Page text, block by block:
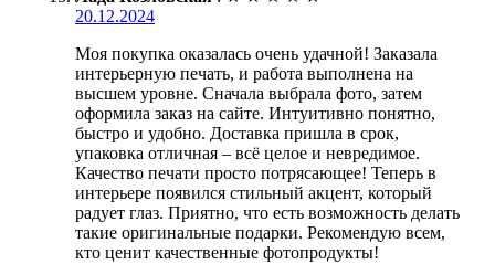
20.12.2024
Моя покупка оказалась очень удачной! Заказала
интерьерную печать, и работа выполнена на
высшем уровне. Сначала выбрала фото, затем
оформила заказ на сайте. Интуитивно понятно,
быстро и удобно. Доставка пришла в срок,
упаковка отличная – всё целое и невредимое.
Качество печати просто потрясающее! Теперь в
интерьере появился стильный акцент, который
радует глаз. Приятно, что есть возможность делать
такие оригинальные подарки. Рекомендую всем,
кто ценит качественные фотопродукты!